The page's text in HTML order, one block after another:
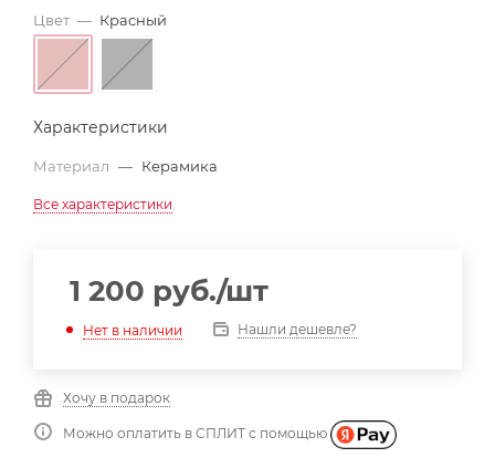
Цвет — Красный
Характеристики
Материал — Керамика
Все характеристики
1 200 руб./шт
Нет в наличии Нашли дешевле?
Хочу в подарок
Можно оплатить в СПЛИТ с помощью